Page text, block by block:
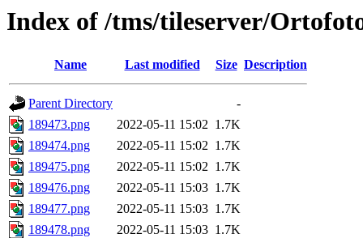
Index of /tms/tileserver/
Name Last modified Size Description
Parent Directory
-
189473.png
2022-05-11 15:02 1.7K
189474.png
2022-05-11 15:02 1.7K
189475.png
2022-05-11 15:02 1.7K
189476.png
2022-05-11 15:03 1.7K
189477.png
2022-05-11 15:03 1.7K
189478.png
2022-05-11 15:03 1.7K